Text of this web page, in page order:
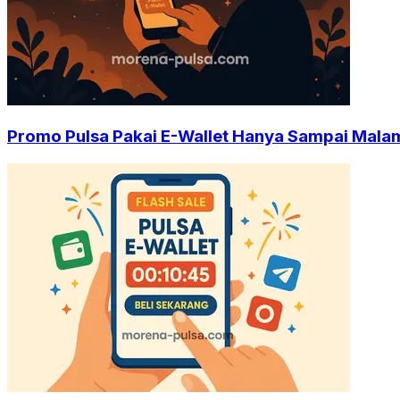
Promo Pulsa Pakai E-Wallet Hanya Sampai